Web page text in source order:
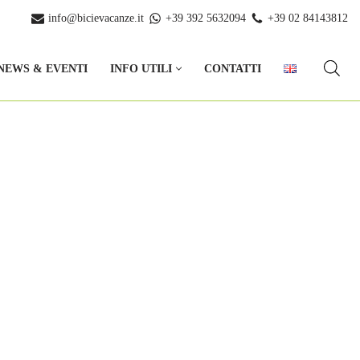
info@bicievacanze.it +39 392 5632094 +39 02 84143812
& EVENTI INFO UTILI CONTATTI